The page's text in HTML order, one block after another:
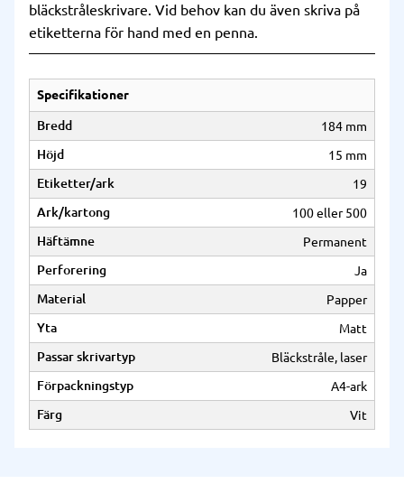
bläckstråleskrivare. Vid behov kan du även skriva på
etiketterna för hand med en penna.
Specifikationer
Bredd
184 mm
Höjd
15 mm
Etiketter/ark
19
Ark/kartong
100 eller 500
Häftämne
Permanent
Perforering
Ja
Material
Papper
Yta
Matt
Passar skrivartyp
Bläckstråle, laser
Förpackningstyp
A4-ark
Färg
Vit